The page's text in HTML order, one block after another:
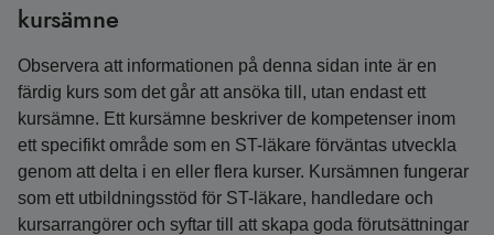
kursämne
Observera att informationen på denna sidan inte är en
färdig kurs som det går att ansöka till, utan endast ett
kursämne. Ett kursämne beskriver de kompetenser inom
ett specifikt område som en ST-läkare förväntas utveckla
genom att delta i en eller flera kurser. Kursämnen fungerar
som ett utbildningsstöd för ST-läkare, handledare och
kursarrangörer och syftar till att skapa goda förutsättningar